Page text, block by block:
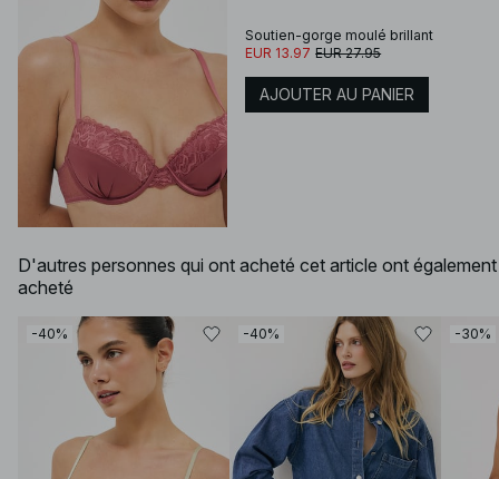
Soutien-gorge moulé brillant
EUR 13.97 EUR 27.95
AJOUTER AU PANIER
D'autres personnes qui ont acheté cet article ont également
acheté
-40% -40% -30%